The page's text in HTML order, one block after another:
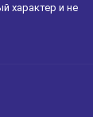
характер и не